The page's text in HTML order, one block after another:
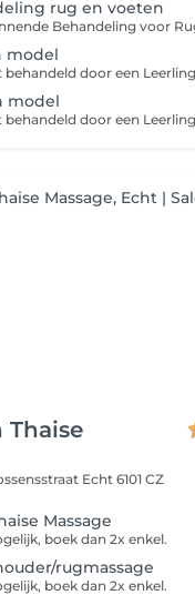
rug en voeten
model
model
Thaise
Echt 6101 CZ
Massage
boek dan 2x enkel.
rugmassage
boek dan 2x enkel.